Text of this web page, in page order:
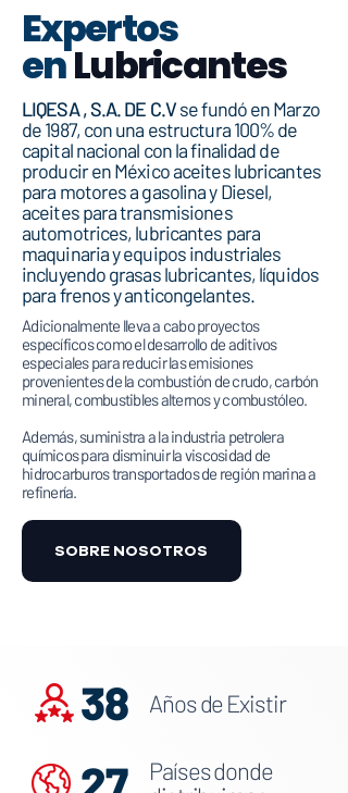
Expertos
enLubricantes
LIQESA , S.A. DE C.Vse fundó en Marzo
de 1987, con una estructura 100% de
capital nacional con la finalidad de
producir en México aceites lubricantes
para motores a gasolina y Diesel,
aceites para transmisiones
automotrices, lubricantes para
maquinaria y equipos industriales
incluyendo grasas lubricantes, líquidos
para frenos y anticongelantes.
Adicionalmente lleva a cabo proyectos
específicos como el desarrollo de aditivos
especiales para reducir las emisiones
provenientes de la combustión de crudo, carbón
mineral, combustibles alternos y combustóleo.
Además, suministra a la industria petrolera
químicos para disminuir la viscosidad de
hidrocarburos transportados de región marina a
refinería.
SOBRE NOSOTROS
38 Años de Existir
27
Países donde